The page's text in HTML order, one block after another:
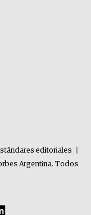
editoriales
Argentina. Todos